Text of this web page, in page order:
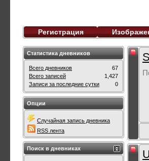
Регистрация
Статистика дневников
Всего дневников
67
Всего записей
1,427
Записи за последние сутки
0
Опции
Случайная запись дневника
RSS лента
Поиск в дневниках